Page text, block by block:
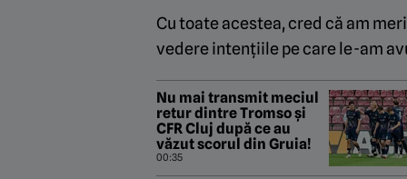
Cu toate acestea, cred că am
vedere intențiile pe care le-am
Nu mai transmit meciul
retur dintre Tromso și
CFR Cluj după ce au
văzut scorul din Gruia!
00:35